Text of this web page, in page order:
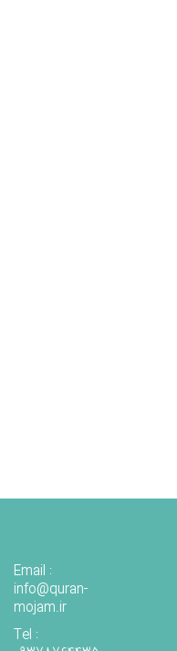
Email :
info@quran-
mojam.ir
Tel :